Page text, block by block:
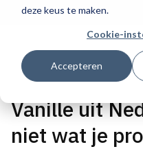
deze keus te maken.
Cookie-
Accepteren
Tags:duurzaamheid
Gepubliceerd op: 11
Vanille uit
niet wat je